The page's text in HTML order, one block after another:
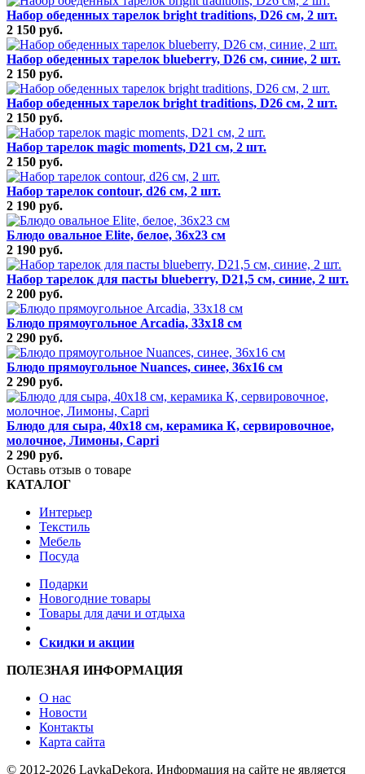
Набор обеденных тарелок bright traditions, D26 см, 2 шт.
2 150 руб.
Набор обеденных тарелок blueberry, D26 см, синие, 2 шт.
2 150 руб.
Набор обеденных тарелок bright traditions, D26 см, 2 шт.
2 150 руб.
Набор тарелок magic moments, D21 см, 2 шт.
2 150 руб.
Набор тарелок contour, d26 см, 2 шт.
2 190 руб.
Блюдо овальное Elite, белое, 36х23 см
2 190 руб.
Набор тарелок для пасты blueberry, D21,5 см, синие, 2 шт.
2 200 руб.
Блюдо прямоугольное Arcadia, 33х18 см
2 290 руб.
Блюдо прямоугольное Nuances, синее, 36х16 см
2 290 руб.
Блюдо для сыра, 40х18 см, керамика К, сервировочное,
молочное, Лимоны, Capri
2 290 руб.
Оставь отзыв о товаре
КАТАЛОГ
Интерьер
Текстиль
Мебель
Посуда
Подарки
Новогодние товары
Товары для дачи и отдыха
Скидки и акции
ПОЛЕЗНАЯ ИНФОРМАЦИЯ
О нас
Новости
Контакты
Карта сайта
© 2012-2026 LavkaDekora. Информация на сайте не является